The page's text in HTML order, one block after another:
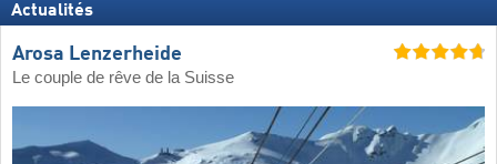
Actualités
Arosa Lenzerheide
Le couple de rêve de la Suisse